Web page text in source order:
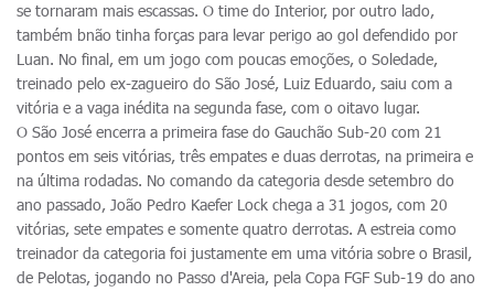
se tornaram mais escassas. O time do Interior, por outro lado,
também bnão tinha forças para levar perigo ao gol defendido por
Luan. No final, em um jogo com poucas emoções, o Soledade,
treinado pelo ex-zagueiro do São José, Luiz Eduardo, saiu com a
vitória e a vaga inédita na segunda fase, com o oitavo lugar.
O São José encerra a primeira fase do Gauchão Sub-20 com 21
pontos em seis vitórias, três empates e duas derrotas, na primeira e
na última rodadas. No comando da categoria desde setembro do
ano passado, João Pedro Kaefer Lock chega a 31 jogos, com 20
vitórias, sete empates e somente quatro derrotas. A estreia como
treinador da categoria foi justamente em uma vitória sobre o Brasil,
de Pelotas, jogando no Passo d'Areia, pela Copa FGF Sub-19 do ano